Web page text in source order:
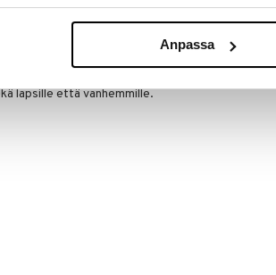
Anpassa
stimuloimaan lapsesi aisteja ja hienomotoriikkaa
lapsille että vanhemmille.